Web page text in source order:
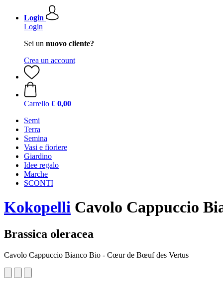
Login
Login
Sei un nuovo cliente?
Crea un account
Carrello € 0,00
Semi
Terra
Semina
Vasi e fioriere
Giardino
Idee regalo
Marche
SCONTI
Kokopelli Cavolo Cappuccio
Brassica oleracea
Cavolo Cappuccio Bianco Bio - Cœur de Bœuf des Vertus